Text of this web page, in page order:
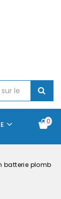
0
batterie plomb